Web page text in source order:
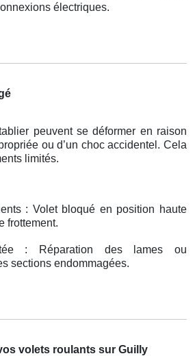
électriques.
peuvent se déformer en raison
ou d’un choc accidentel. Cela
limités.
: Volet bloqué en position haute
frottement.
: Réparation des lames ou
sections endommagées.
volets roulants sur Guilly